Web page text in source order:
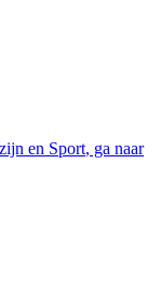
en Sport, ga naar